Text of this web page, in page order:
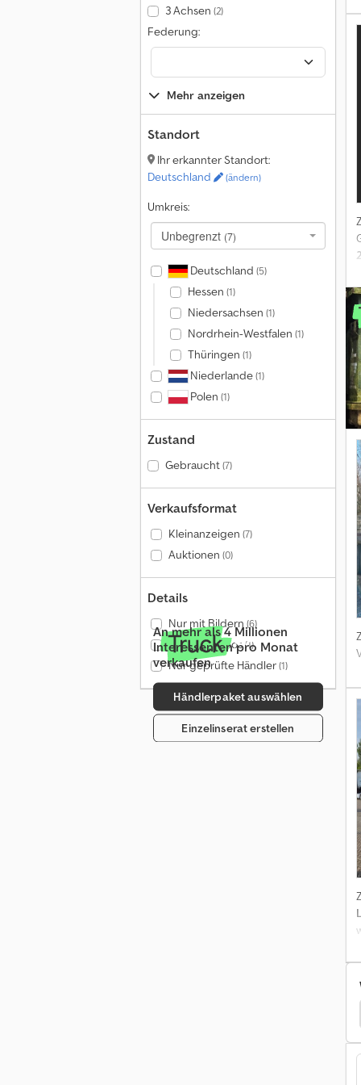
3 Achsen (2)
Federung:
Mehr anzeigen
Standort
Ihr erkannter Standort:
Deutschland
(ändern)
Umkreis:
Unbegrenzt (7)
Deutschland (5)
Hessen (1)
Niedersachsen (1)
Nordrhein-Westfalen (1)
Thüringen (1)
Niederlande(1)
Polen (1)
Zustand
Gebraucht(7)
Verkaufsformat
Kleinanzeigen (7)
Auktionen (0)
Details
Nur mit Bildern (6)
Nur mit Videos(1)
Nur geprüfte Händler(1)
An mehr als 4 Millionen
Interessenten pro Monat
verkaufen
Händlerpaket auswählen
Einzelinserat erstellen